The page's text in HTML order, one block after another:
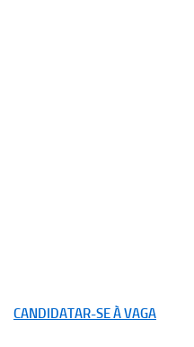
CANDIDATAR-SE À VAGA